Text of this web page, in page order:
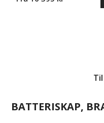
BATTERISKAP,